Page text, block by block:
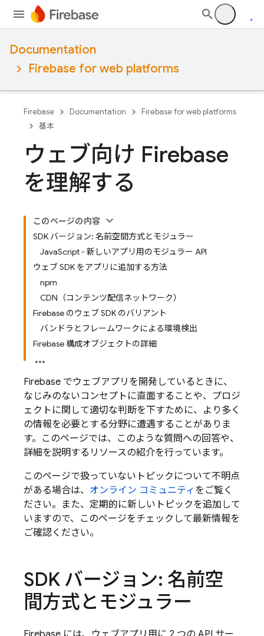
Documentation
Firebase for web platforms
Firebase Documentation
Firebase for web platforms
基本
ウェブ向け Firebase
を理解する
このページの内容
SDK バージョン: 名前空間方式とモジュラー
JavaScript - 新しいアプリ用のモジュラー API
ウェブ SDK をアプリに追加する方法
npm
CDN（コンテンツ配信ネットワーク）
Firebase のウェブ SDK のバリアント
バンドラとフレームワークによる環境検出
Firebase 構成オブジェクトの詳細
Firebase でウェブアプリを開発しているときに、
なじみのないコンセプトに直面することや、プロジ
ェクトに関して適切な判断を下すために、より多く
の情報を必要とする分野に遭遇することがありま
す。このページでは、このような質問への回答や、
詳細を説明するリソースの紹介を行っています。
このページで扱っていないトピックについて不明点
がある場合は、 オンライン コミュニティ をご覧く
ださい。また、定期的に新しいトピックを追加して
いますので、このページをチェックして最新情報を
ご確認ください。
SDK バージョン: 名前空
間方式とモジュラー